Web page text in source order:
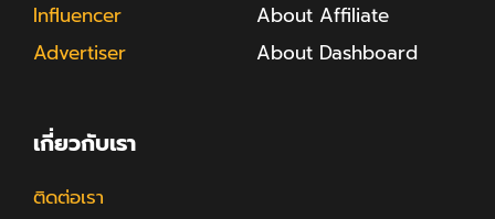
Influencer
Advertiser
About Affiliate
About Dashboard
เกี่ยวกับเรา
ติดต่อเรา